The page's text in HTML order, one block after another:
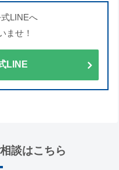
LINEへ
ませ！
LINE
談はこちら